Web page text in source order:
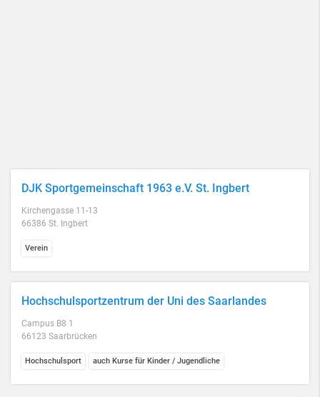
DJK Sportgemeinschaft 1963 e.V. St. Ingbert
Kirchengasse 11-13
66386 St. Ingbert
Verein
Hochschulsportzentrum der Uni des Saarlandes
Campus B8 1
66123 Saarbrücken
Hochschulsport auch Kurse für Kinder / Jugendliche